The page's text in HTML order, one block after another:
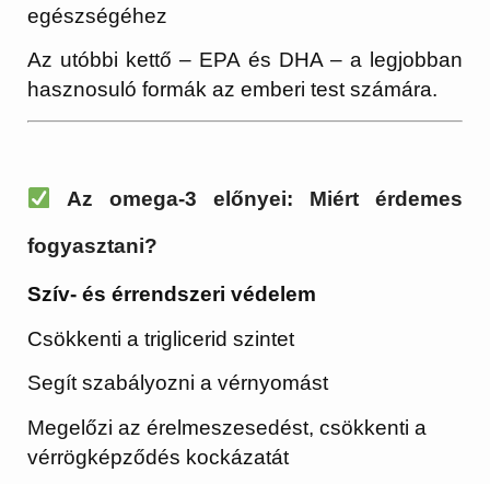
egészségéhez
Az utóbbi kettő – EPA és DHA – a legjobban
hasznosuló formák az emberi test számára.
Az omega-3 előnyei: Miért érdemes
fogyasztani?
Szív- és érrendszeri védelem
Csökkenti a triglicerid szintet
Segít szabályozni a vérnyomást
Megelőzi az érelmeszesedést, csökkenti a
vérrögképződés kockázatát